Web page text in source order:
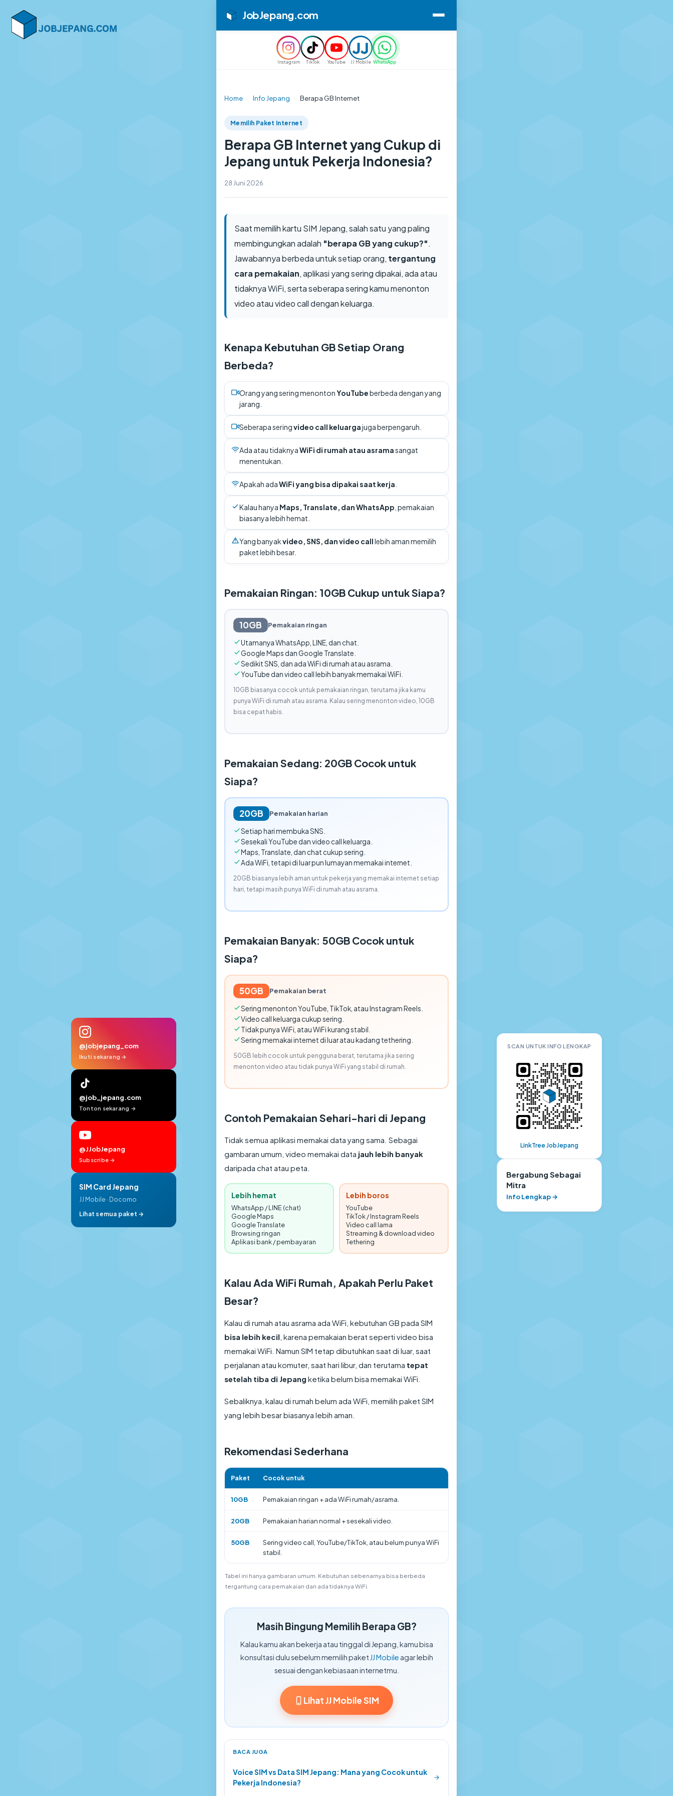
@jobjepang_com
Ikuti sekarang →
@job_jepang.com
Tonton sekarang →
@JJobJepang
Subscribe →
SIM Card Jepang
JJ Mobile · Docomo
Lihat semua paket →
SCAN UNTUK INFO LENGKAP
LinkTree JobJepang
Bergabung Sebagai
Mitra
Info Lengkap →
JobJepang.com
Instagram TikTok YouTube JJ Mobile WhatsApp
Home Info Jepang Berapa GB Internet
Memilih Paket Internet
Berapa GB Internet yang Cukup di
Jepang untuk Pekerja Indonesia?
28 Juni 2026
Saat memilih kartu SIM Jepang, salah satu yang paling
membingungkan adalah "berapa GB yang cukup?".
Jawabannya berbeda untuk setiap orang, tergantung
cara pemakaian, aplikasi yang sering dipakai, ada atau
tidaknya WiFi, serta seberapa sering kamu menonton
video atau video call dengan keluarga.
Kenapa Kebutuhan GB Setiap Orang
Berbeda?
Orang yang sering menontonYouTubeberbeda dengan yang
jarang.
Seberapa seringvideo call keluargajuga berpengaruh.
Ada atau tidaknyaWiFi di rumah atau asramasangat
menentukan.
Apakah adaWiFi yang bisa dipakai saat kerja
Kalau hanya Maps, Translate, dan WhatsApp , pemakaian
biasanya lebih hemat.
Yang banyakvideo, SNS, dan video calllebih aman memilih
paket lebih besar.
Pemakaian Ringan: 10GB Cukup untuk Siapa?
10GB Pemakaian ringan
Utamanya WhatsApp, LINE, dan chat.
Google Maps dan Google Translate.
Sedikit SNS, dan ada WiFi di rumah atau asrama.
YouTube dan video call lebih banyak memakai WiFi.
10GB biasanya cocok untuk pemakaian ringan, terutama jika kamu
punya WiFi di rumah atau asrama. Kalau sering menonton video, 10GB
bisa cepat habis.
Pemakaian Sedang: 20GB Cocok untuk
Siapa?
20GB Pemakaian harian
Setiap hari membuka SNS.
Sesekali YouTube dan video call keluarga.
Maps, Translate, dan chat cukup sering.
Ada WiFi, tetapi di luar pun lumayan memakai internet.
20GB biasanya lebih aman untuk pekerja yang memakai internet setiap
hari, tetapi masih punya WiFi di rumah atau asrama.
Pemakaian Banyak: 50GB Cocok untuk
Siapa?
50GB Pemakaian berat
Sering menonton YouTube, TikTok, atau Instagram Reels.
Video call keluarga cukup sering.
Tidak punya WiFi, atau WiFi kurang stabil.
Sering memakai internet di luar atau kadang tethering.
50GB lebih cocok untuk pengguna berat, terutama jika sering
menonton video atau tidak punya WiFi yang stabil di rumah.
Contoh Pemakaian Sehari-hari di Jepang
Tidak semua aplikasi memakai data yang sama. Sebagai
gambaran umum, video memakai data jauh lebih banyak
daripada chat atau peta.
Lebih hemat
WhatsApp / LINE (chat)
Google Maps
Google Translate
Browsing ringan
Aplikasi bank / pembayaran
Lebih boros
YouTube
TikTok / Instagram Reels
Video call lama
Streaming & download video
Tethering
Kalau Ada WiFi Rumah, Apakah Perlu Paket
Besar?
Kalau di rumah atau asrama ada WiFi, kebutuhan GB pada SIM
bisa lebih kecil , karena pemakaian berat seperti video bisa
memakai WiFi. Namun SIM tetap dibutuhkan saat di luar, saat
perjalanan atau komuter, saat hari libur, dan terutama tepat
setelah tiba di Jepang ketika belum bisa memakai WiFi.
Sebaliknya, kalau di rumah belum ada WiFi, memilih paket SIM
yang lebih besar biasanya lebih aman.
Rekomendasi Sederhana
Paket Cocok untuk
10GB Pemakaian ringan + ada WiFi rumah/asrama.
20GB Pemakaian harian normal + sesekali video.
50GB
Sering video call, YouTube/TikTok, atau belum punya WiFi
stabil.
Tabel ini hanya gambaran umum. Kebutuhan sebenarnya bisa berbeda
tergantung cara pemakaian dan ada tidaknya WiFi.
Masih Bingung Memilih Berapa GB?
Kalau kamu akan bekerja atau tinggal di Jepang, kamu bisa
konsultasi dulu sebelum memilih paket JJ Mobile agar lebih
sesuai dengan kebiasaan internetmu.
Lihat JJ Mobile SIM
BACA JUGA
Voice SIM vs Data SIM Jepang: Mana yang Cocok untuk
Pekerja Indonesia?